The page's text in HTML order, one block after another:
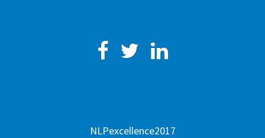
FacebookTwitter
NLPexcellence2017